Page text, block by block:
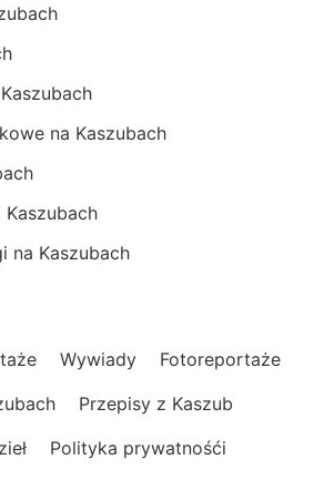
na Kaszubach
na Kaszubach
Wywiady
Fotoreportaże
Przepisy z Kaszub
Polityka prywatnośći